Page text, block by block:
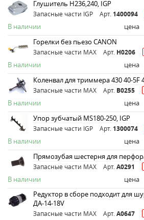
Глушитель H236,240, IGP
Запасные части IGP Арт. 1400094
В наличии цена
Горелки без пьезо CANON
Запасные части MAX Арт. H0206
В наличии цена
Коленвал для триммера 430 40-5F
Запасные части MAX Арт. B0255
В наличии цена
Упор зубчатый MS180-250, IGP
Запасные части IGP Арт. 1300074
В наличии цена
Прямозубая шестерня для
Запасные части MAX Арт. A0291
В наличии цена
Редуктор в сборе подходит для
ДА-14-18V
Запасные части MAX Арт. A0647